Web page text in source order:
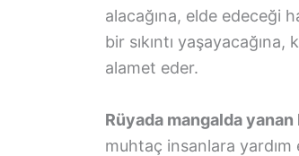
alacağına, elde edeceği
bir sıkıntı
alamet eder.
Rüyada mangalda
muhtaç insanlara